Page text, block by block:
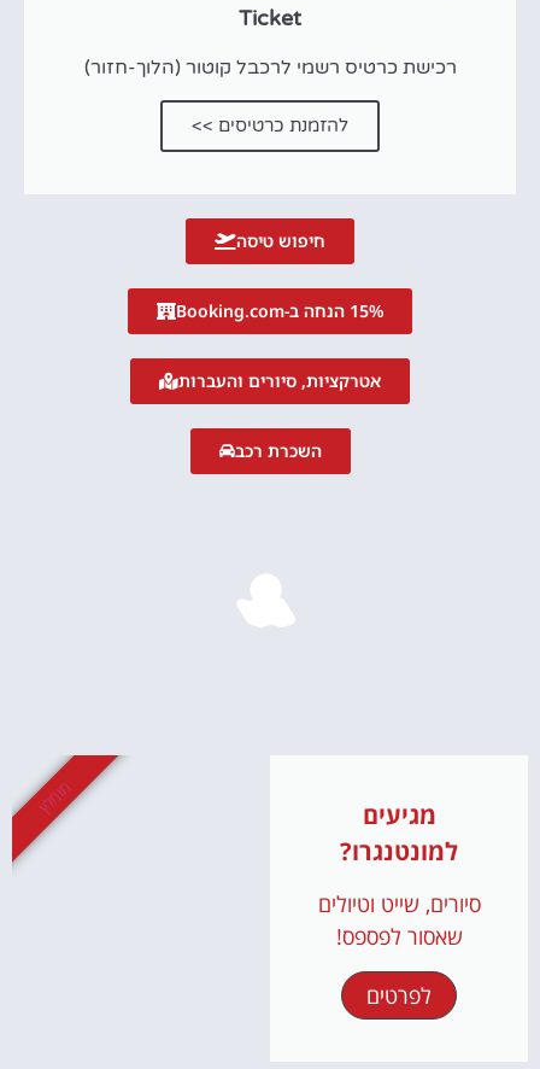
Ticket
רכישת כרטיס רשמי לרכבל קוטור (הלוך-חזור)
להזמנת כרטיסים >>
חיפוש טיסה
15% הנחה ב-Booking.com
אטרקציות, סיורים והעברות
השכרת רכב
מגיעים
למונטנגרו?
סיורים, שייט וטיולים
שאסור לפספס!
לפרטים
מומלץ